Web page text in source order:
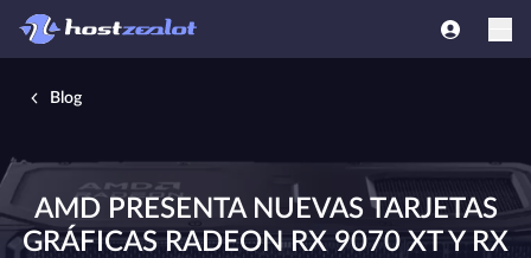
Blog
AMD PRESENTA NUEVAS TARJETAS
GRÁFICAS RADEON RX 9070 XT Y RX